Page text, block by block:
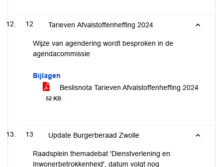
12 Tarieven Afvalstoffenheffing 2024
Wijze van agendering wordt besproken in de
agendacommissie
Bijlagen
Beslisnota Tarieven Afvalstoffenheffing 2024
52 KB
13 Update Burgerberaad Zwolle
Raadsplein themadebat 'Dienstverlening en
Inwonerbetrokkenheid', datum volgt nog